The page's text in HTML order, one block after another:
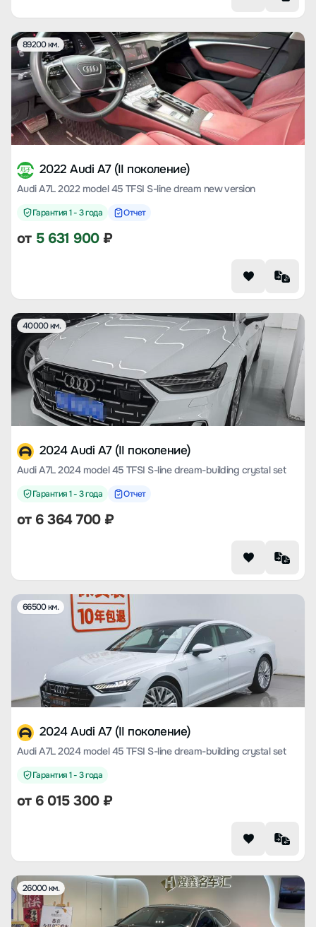
89200 км.
2022 Audi A7 (II поколение)
Audi A7L 2022 model 45 TFSI S-line dream new version
Гарантия 1 - 3 года Отчет
от 5 631 900₽
40000 км.
2024 Audi A7 (II поколение)
Audi A7L 2024 model 45 TFSI S-line dream-building crystal set
Гарантия 1 - 3 года Отчет
от 6 364 700₽
66500 км.
2024 Audi A7 (II поколение)
Audi A7L 2024 model 45 TFSI S-line dream-building crystal set
Гарантия 1 - 3 года
от 6 015 300₽
26000 км.